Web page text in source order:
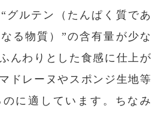
グルテン（たんぱく質であ
る物質）”の含有量が少な
んわりとした食感に仕上が
ドレーヌやスポンジ生地等
に適しています。ちなみ